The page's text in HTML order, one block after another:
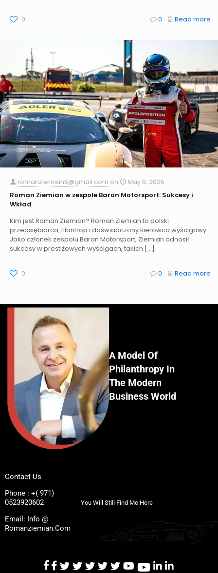
0 0 Read more
romanziemian6@gmail.com on
May 8, 2025
Roman Ziemian w zespole Baron Motorsport: Sukcesy i
Wkład
Kim jest Roman Ziemian? Roman Ziemian to polski
przedsiębiorca, filantrop i doświadczony kierowca wyścigowy.
Jako członek zespołu Baron Motorsport, Ziemian odnosił
sukcesy w prestiżowych wyścigach, takich […]
0 0 Read more
A Model Of
Philanthropy In
The Modern
Business World
Contact Us
Phone : +( 971)
0523920602
Email: Info @
Romanziemian.Com
You Will Still Find Me Here